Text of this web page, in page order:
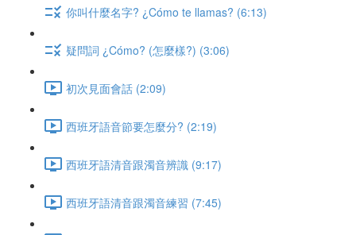
你叫什麼名字? ¿Cómo te llamas? (6:13)
疑問詞 ¿Cómo? (怎麼樣?) (3:06)
初次見面會話 (2:09)
西班牙語音節要怎麼分? (2:19)
西班牙語清音跟濁音辨識 (9:17)
西班牙語清音跟濁音練習 (7:45)